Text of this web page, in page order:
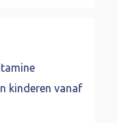
kinderen vanaf